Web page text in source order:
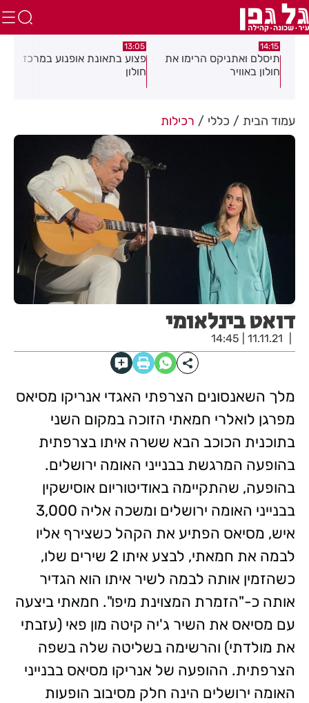
14:15
תיסלם ואתניקס הרימו את
חולון באוויר
13:05
פצוע בתאונת אופנוע במרכז
חולון
עמוד הבית כללי רכילות
דואט בינלאומי
11.11.21 | 14:45
מלך השאנסונים הצרפתי האגדי אנריקו מסיאס
מפרגן לואלרי חמאתי הזוכה במקום השני
בתוכנית הכוכב הבא ששרה איתו בצרפתית
בהופעה המרגשת בבנייני האומה ירושלים.
בהופעה, שהתקיימה באודיטוריום אוסישקין
בבנייני האומה ירושלים ומשכה אליה 3,000
איש, מסיאס הפתיע את הקהל כשצירף אליו
לבמה את חמאתי, לבצע איתו 2 שירים שלו,
כשהזמין אותה לבמה לשיר איתו הוא הגדיר
אותה כ-"הזמרת המצוינת מיפו". חמאתי ביצעה
עם מסיאס את השיר ג'יה קיטה מון פאי (עזבתי
את מולדתי) והרשימה בשליטה שלה בשפה
הצרפתית. ההופעה של אנריקו מסיאס בבנייני
האומה ירושלים הינה חלק מסיבוב הופעות